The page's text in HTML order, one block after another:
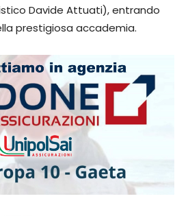
Davide Attuati), entrando
prestigiosa accademia.